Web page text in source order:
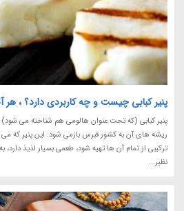
پنیر کبابی چیست و چه کاربردی دارد؟ ، هر
پنیر کبابی (که تحت عنوان هالومی هم شناخته می شود)
ریشه های آن به کشور قبرس بازمی شود. این پنیر که می
ترکیبی از تمام آن ها تهیه شود، طعمی بسیار لذیذ
نظیر...